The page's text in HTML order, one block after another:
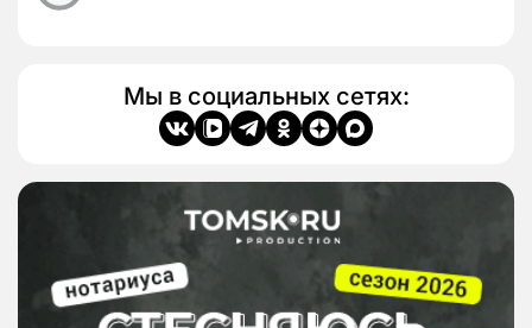
Мы в социальных сетях: